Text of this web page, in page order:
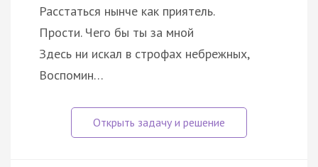
Расстаться нынче как приятель.
Прости. Чего бы ты за мной
Здесь ни искал в строфах небрежных,
Воспомин…